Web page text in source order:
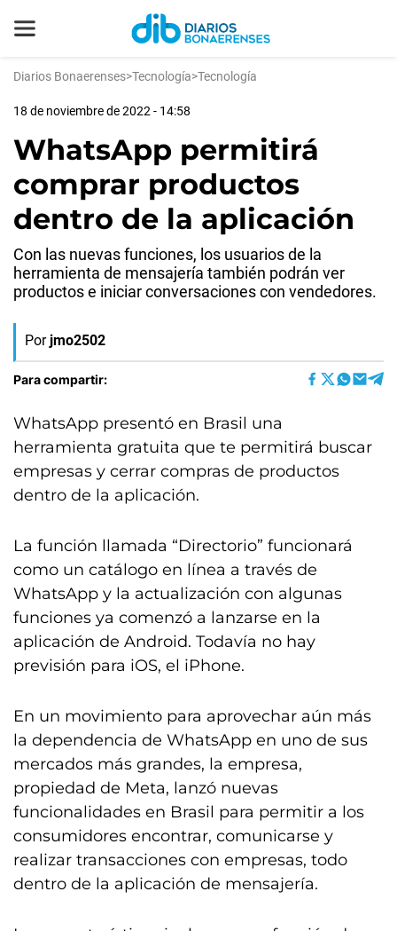
Diarios Bonaerenses>Tecnología>Tecnología
18 de noviembre de 2022 - 14:58
WhatsApp permitirá
comprar productos
dentro de la aplicación
Con las nuevas funciones, los usuarios de la
herramienta de mensajería también podrán ver
productos e iniciar conversaciones con vendedores.
Por jmo2502
Para compartir:
WhatsApp presentó en Brasil una
herramienta gratuita que te permitirá buscar
empresas y cerrar compras de productos
dentro de la aplicación.
La función llamada “Directorio” funcionará
como un catálogo en línea a través de
WhatsApp y la actualización con algunas
funciones ya comenzó a lanzarse en la
aplicación de Android. Todavía no hay
previsión para iOS, el iPhone.
En un movimiento para aprovechar aún más
la dependencia de WhatsApp en uno de sus
mercados más grandes, la empresa,
propiedad de Meta, lanzó nuevas
funcionalidades en Brasil para permitir a los
consumidores encontrar, comunicarse y
realizar transacciones con empresas, todo
dentro de la aplicación de mensajería.